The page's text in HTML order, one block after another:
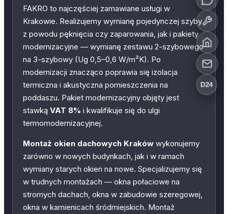
FAKRO to najczęściej zamawiane usługi w
Krakowie. Realizujemy wymianę pojedynczej szyby
z powodu pęknięcia czy zaparowania, jak i pakiety
modernizacyjne — wymianę zestawu 2-szybowego
na 3-szybowy (Ug 0,5–0,6 W/m²K). Po
modernizacji znacząco poprawia się izolacja
termiczna i akustyczna pomieszczenia na
poddaszu. Pakiet modernizacyjny objęty jest
stawką VAT 8% i kwalifikuje się do ulgi
termomodernizacyjnej.
Montaż okien dachowych Kraków wykonujemy
zarówno w nowych budynkach, jak i w ramach
wymiany starych okien na nowe. Specjalizujemy się
w trudnych montażach — okna połaciowe na
stromych dachach, okna w zabudowie szeregowej,
okna w kamienicach śródmiejskich. Montaż
D24